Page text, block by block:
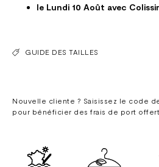
le Lundi 10 Août avec
GUIDE DES TAILLES
Nouvelle cliente ? Saisissez le code
pour bénéficier des frais de port